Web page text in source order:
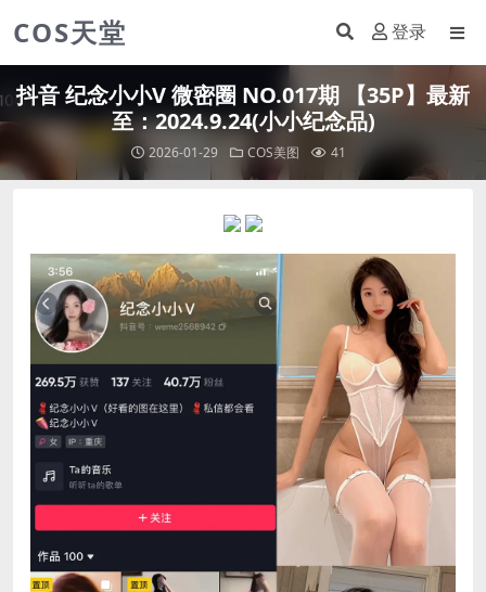
COS天堂 登录
抖音 纪念小小V 微密圈 NO.017期 【35P】最新
至：2024.9.24(小小纪念品)
2026-01-29 COS美图 41